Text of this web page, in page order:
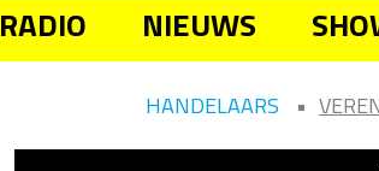
RADIO NIEUWS
HANDELAARS